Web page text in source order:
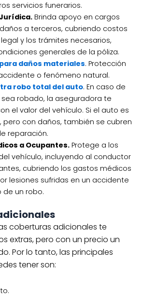
servicios funerarios.
Brinda apoyo en cargos
a terceros, cubriendo costos
y los trámites necesarios,
generales de la póliza.
daños materiales. Protección
o fenómeno natural.
robo total del auto. En caso de
robado, la aseguradora te
el valor del vehículo. Si el auto es
pero con daños, también se cubren
reparación.
a Ocupantes.Protege a los
vehículo, incluyendo al conductor
cubriendo los gastos médicos
lesiones sufridas en un accidente
de un robo.
coberturas adicionales te
extras, pero con un precio un
Por lo tanto, las principales
tener son: